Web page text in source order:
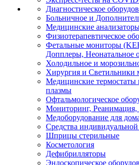
Диагностическое
Больничное и
Медицинские
Физиотерапевтическое
Фетальные мониторы
Допплеры, Неонатальное
Холодильное и
Хирургия и Светильники
Медицинские термостаты
плазмы
Офтальмологическое
Мониторинг, Реанимация,
Медоборудование для
Средства
Шприцы стерильные
Косметология
Дефибрилляторы
Эндоскопическое